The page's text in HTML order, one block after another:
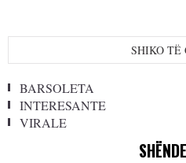
SHIKO TË
BARSOLETA
INTERESANTE
VIRALE